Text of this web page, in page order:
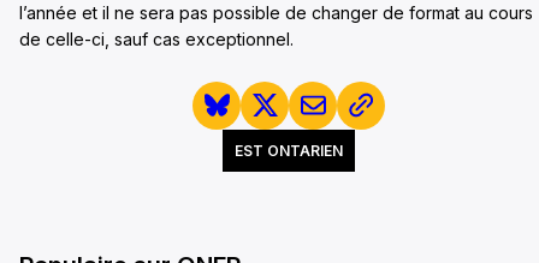
l’année et il ne sera pas possible de changer de format au cours
de celle-ci, sauf cas exceptionnel.
EST ONTARIEN